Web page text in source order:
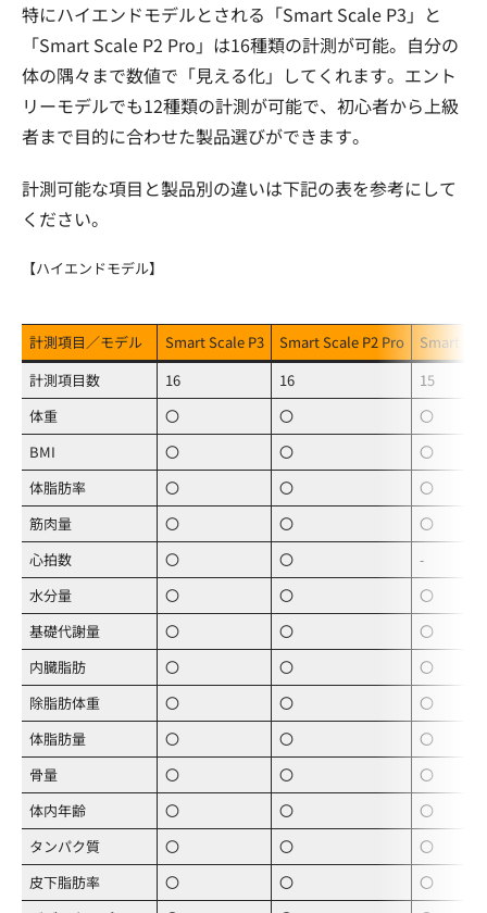
特にハイエンドモデルとされる「Smart Scale P3」と
「Smart Scale P2 Pro」は16種類の計測が可能。自分の
体の隅々まで数値で「見える化」してくれます。エント
リーモデルでも12種類の計測が可能で、初心者から上級
者まで目的に合わせた製品選びができます。
計測可能な項目と製品別の違いは下記の表を参考にして
ください。
【ハイエンドモデル】
計測項目／モデル Smart Scale P3 Smart Scale P2 Pro
Smart
計測項目数
16 16
15
体重
〇 〇
〇
BMI
〇 〇
〇
体脂肪率
〇 〇
〇
筋肉量
〇 〇
〇
心拍数
〇 〇
‐
水分量
〇 〇
〇
基礎代謝量
〇 〇
〇
内臓脂肪
〇 〇
〇
除脂肪体重
〇 〇
〇
体脂肪量
〇 〇
〇
骨量
〇 〇
〇
体内年齢
〇 〇
〇
タンパク質
〇 〇
〇
皮下脂肪率
〇 〇
〇